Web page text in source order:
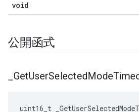
void
公開函式
GetUserSelectedMode
uint16_t